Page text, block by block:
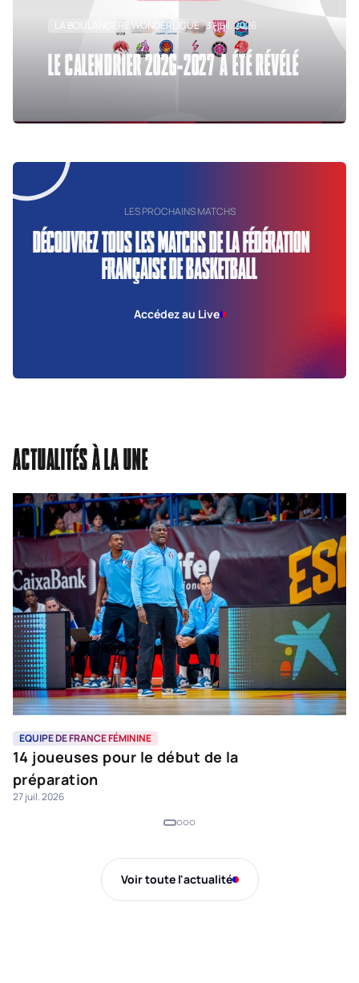
LA BOULANGÈRE WONDERLIGUE 31 juil. 2026
LE CALENDRIER 2026-2027 A ÉTÉ RÉVÉLÉ
LES PROCHAINS MATCHS
DÉCOUVREZ TOUS LES MATCHS DE LA FÉDÉRATION
FRANÇAISE DE BASKETBALL
Accédez au Live
ACTUALITÉS À LA UNE
EQUIPE DE FRANCE FÉMININE
14 joueuses pour le début de la
préparation
27 juil. 2026
Voir toute l'actualité